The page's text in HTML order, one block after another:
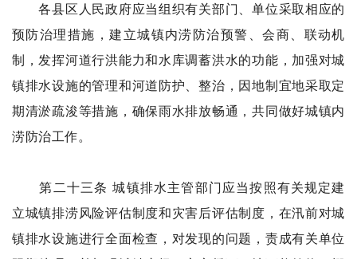
各县区人民政府应当组织有关部门、单位采取相应的
预防治理措施，建立城镇内涝防治预警、会商、联动机
制，发挥河道行洪能力和水库调蓄洪水的功能，加强对城
镇排水设施的管理和河道防护、整治，因地制宜地采取定
期清淤疏浚等措施，确保雨水排放畅通，共同做好城镇内
涝防治工作。
第二十三条 城镇排水主管部门应当按照有关规定建
立城镇排涝风险评估制度和灾害后评估制度，在汛前对城
镇排水设施进行全面检查，对发现的问题，责成有关单位